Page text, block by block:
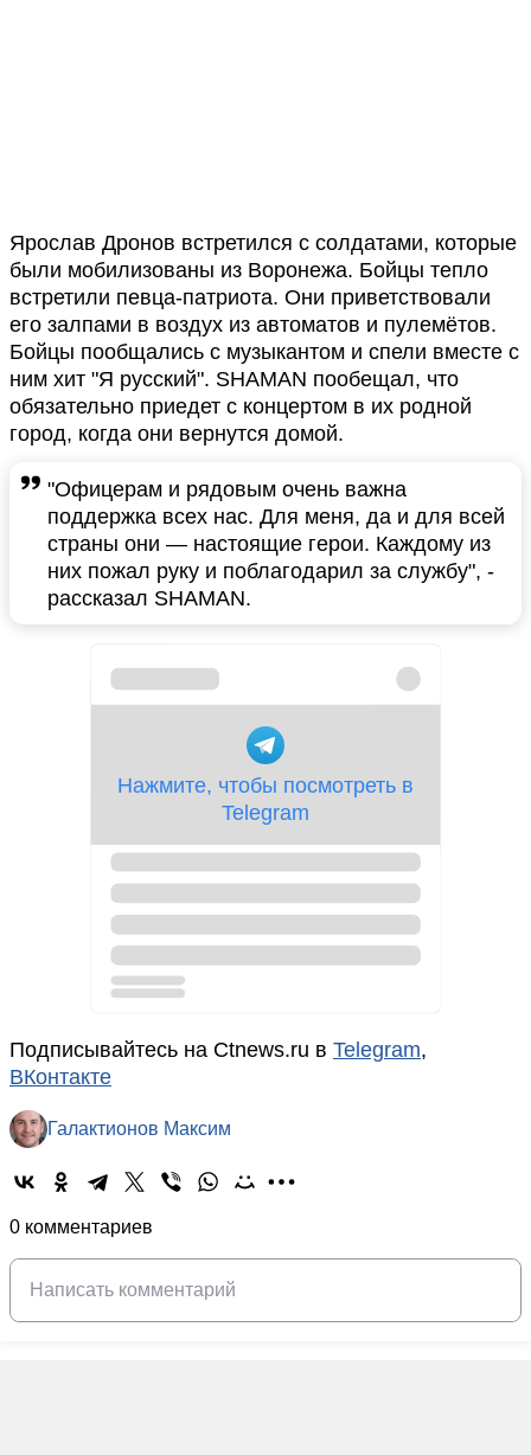
Ярослав Дронов встретился с солдатами, которые
были мобилизованы из Воронежа. Бойцы тепло
встретили певца-патриота. Они приветствовали
его залпами в воздух из автоматов и пулемётов.
Бойцы пообщались с музыкантом и спели вместе с
ним хит "Я русский". SHAMAN пообещал, что
обязательно приедет с концертом в их родной
город, когда они вернутся домой.
"Офицерам и рядовым очень важна
поддержка всех нас. Для меня, да и для всей
страны они — настоящие герои. Каждому из
них пожал руку и поблагодарил за службу", -
рассказал SHAMAN.
Подписывайтесь на Ctnews.ru в Telegram,
ВКонтакте
Галактионов Максим
0 комментариев